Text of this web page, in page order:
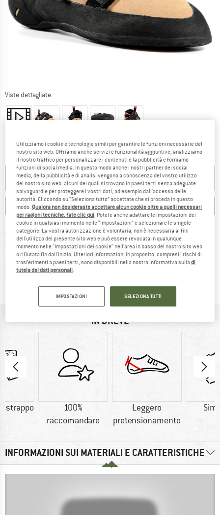
Viste dettagliate
NON PIÙ DISPONIBILE
ANNOTA CONFRONTA
Porto franco da 69 € (IT)Qui trovi ulteriori informazioni sulle
100 giorni di diritto di recessoVai alla politica di recesso qui
> 4.000.000 clienti soddisfatti
Tutti gli articoli in magazzino
IN BREVE
strappo
100%
raccomandare
Leggero
pretensionamento
INFORMAZIONI SUI MATERIALI E CARATTERISTICHE
Utilizziamo i cookie e tecnologie simili per garantire le funzioni necessarie del
nostro sito web. Offriamo anche servizi e funzionalità aggiuntive, analizziamo
il nostro traffico per personalizzare i contenuti e la pubblicità e forniamo
funzioni di social media. In questo modo anche i nostri partner dei social
media, della pubblicità e di analisi vengono a conoscenza del vostro utilizzo
del nostro sito web; alcuni dei quali si trovano in paesi terzi senza adeguate
salvaguardie per proteggere i vostri dati, ad esempio dall'accesso delle
autorità. Cliccando su “Seleziona tutto” accettate che si proceda in questo
modo. Qualora non desideraste accettare alcun cookie oltre a quelli necessari
per ragioni tecniche, fate clic qui. Potete anche adattare le impostazioni dei
cookie in qualsiasi momento nelle “Impostazioni” e selezionare le singole
categorie. La vostra autorizzazione è volontaria, non è necessaria ai fini
dell'utilizzo del presente sito web e può essere revocata in qualunque
momento nelle "Impostazioni dei cookie" nell'area in basso del nostro sito web
o rifiutata fin dall'inizio. Ulteriori informazioni in proposito, compresi i rischi di
trasferimenti a paesi terzi, sono disponibili nella nostra informativa sulladi
tutela dei dati personali.
IMPOSTAZIONI SELEZIONA TUTTI